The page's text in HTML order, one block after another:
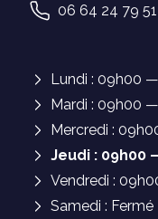
06 64 24 79 51
Lundi : 09h00
Mardi : 09h00
Mercredi :
Jeudi : 09h00
Vendredi :
Samedi : Fermé